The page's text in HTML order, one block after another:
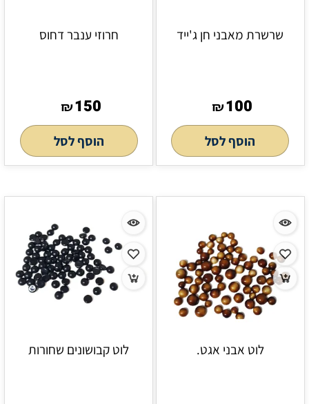
שרשרת מאבני חן ג'ייד
₪100
הוסף לסל
חרוזי ענבר דחוס
₪150
הוסף לסל
לוט אבני אגט. לוט קבושונים שחורות